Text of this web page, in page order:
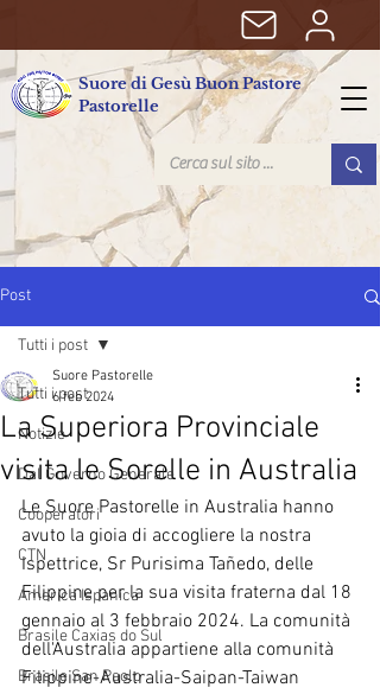
Suore di Gesù Buon Pastore
Pastorelle
Post
Tutti i post
Notizie
Dal Governo Generale
Cooperatori
CTN
America Ispanica
Brasile Caxias do Sul
Brasile San Paolo
Tutti i post
La Superiora Provinciale
visita le Sorelle in Australia
Suore Pastorelle
6 feb 2024
Le Suore Pastorelle in Australia hanno
avuto la gioia di accogliere la nostra
Ispettrice, Sr Purisima Tañedo, delle
Filippine per la sua visita fraterna dal 18
gennaio al 3 febbraio 2024. La comunità
dell'Australia appartiene alla comunità
Filippine-Australia-Saipan-Taiwan